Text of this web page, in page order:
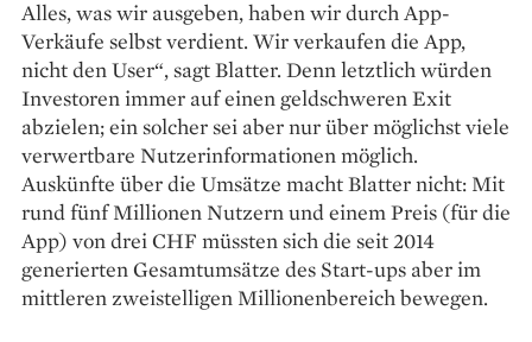
Alles, was wir ausgeben, haben wir durch App-
Verkäufe selbst verdient. Wir verkaufen die App,
nicht den User“, sagt Blatter. Denn letztlich würden
Investoren immer auf einen geldschweren Exit
abzielen; ein solcher sei aber nur über möglichst viele
verwertbare Nutzerinformationen möglich.
Auskünfte über die Umsätze macht Blatter nicht: Mit
rund fünf Millionen Nutzern und einem Preis (für die
App) von drei CHF müssten sich die seit 2014
generierten Gesamtumsätze des Start-ups aber im
mittleren zweistelligen Millionenbereich bewegen.